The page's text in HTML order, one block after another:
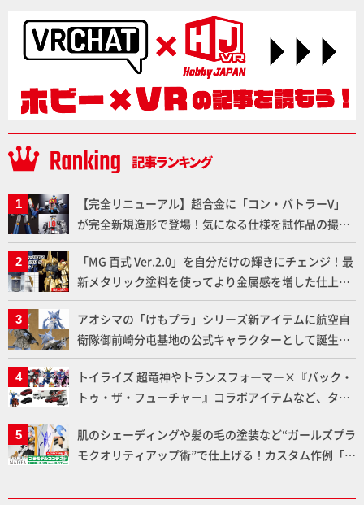
【完全リニューアル】超合金に「コン・バトラーV」
が完全新規造形で登場！気になる仕様を試作品の撮り
下ろしでご紹介!!さらに「大鉄人17」＆「ワンエイ
ト」セット情報もお届け！【超合金の魂】
「MG 百式 Ver.2.0」を自分だけの輝きにチェンジ！最
新メタリック塗料を使ってより金属感を増した仕上が
りに!!【試し読み】
アオシマの「けもプラ」シリーズ新アイテムに航空自
衛隊御前崎分屯基地の公式キャラクターとして誕生し
た「おまねこ」が着任！けもプラ公式サイト限定版と
通常版の2ラインで発売！
トイライズ 超竜神やトランスフォーマー×『バック・
トゥ・ザ・フューチャー』コラボアイテムなど、タカ
ラトミーの注目アイテムをチェック!!【タカラトミー
NEWITEM】
肌のシェーディングや髪の毛の塗装など“ガールズプラ
モクオリティアップ術”で仕上げる！カスタム作例「白
デルコンテスト」～8月17日（月）11:59まで応募受付